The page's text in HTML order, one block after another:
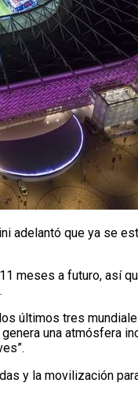
adelantó que ya se
meses a futuro, así
últimos tres
una
y la movilización